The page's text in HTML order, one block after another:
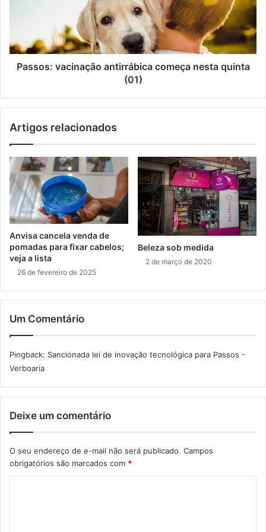
Passos: vacinação antirrábica começa nesta quinta
(01)
Artigos relacionados
Anvisa cancela venda de
pomadas para fixar cabelos;
veja a lista
26 de fevereiro de 2025
Beleza sob medida
2 de março de 2020
Um Comentário
Pingback: Sancionada lei de inovação tecnológica para Passos -
Verboaria
Deixe um comentário
O seu endereço de e-mail não será publicado. Campos
obrigatórios são marcados com *